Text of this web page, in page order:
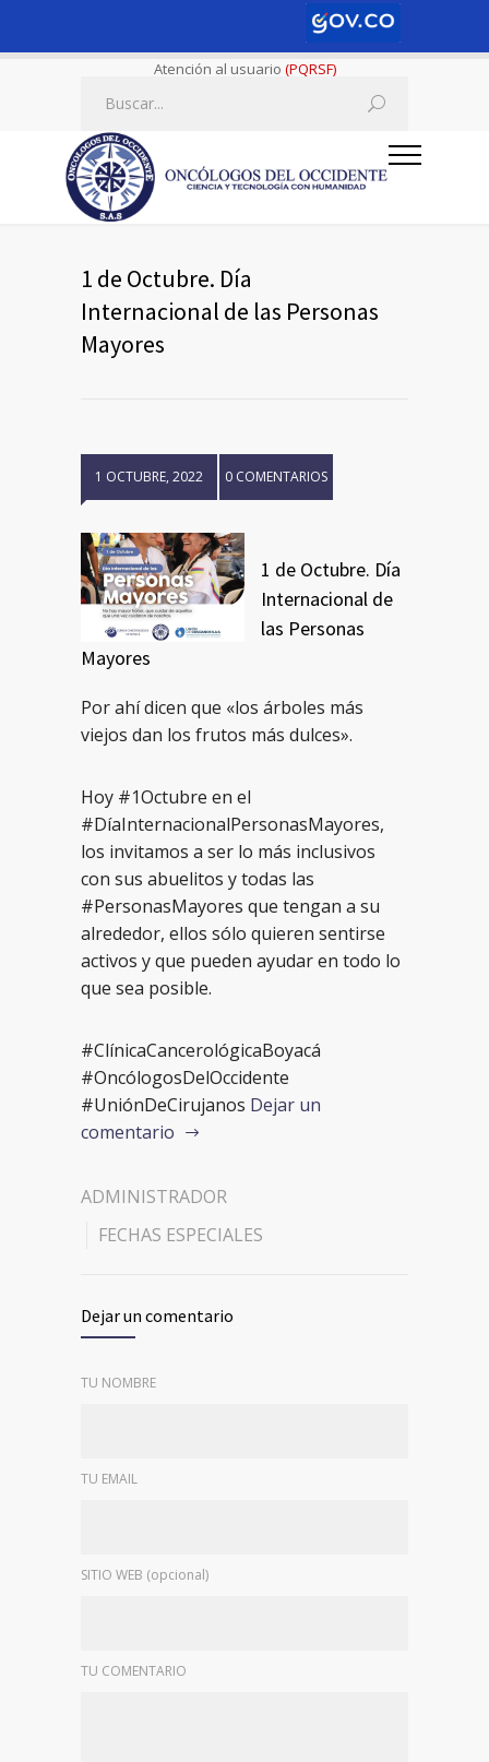
Atención al usuario (PQRSF)
1 de Octubre. Día
Internacional de las Personas
Mayores
1 OCTUBRE, 2022 0 COMENTARIOS
1 de Octubre. Día
Internacional de
las Personas
Mayores
Por ahí dicen que «los árboles más
viejos dan los frutos más dulces».
Hoy #1Octubre en el
#DíaInternacionalPersonasMayores,
los invitamos a ser lo más inclusivos
con sus abuelitos y todas las
#PersonasMayores que tengan a su
alrededor, ellos sólo quieren sentirse
activos y que pueden ayudar en todo lo
que sea posible.
#ClínicaCancerológicaBoyacá
#OncólogosDelOccidente
#UniónDeCirujanos Dejar un
comentario
ADMINISTRADOR
FECHAS ESPECIALES
Dejar un comentario
TU NOMBRE
TU EMAIL
SITIO WEB (opcional)
TU COMENTARIO